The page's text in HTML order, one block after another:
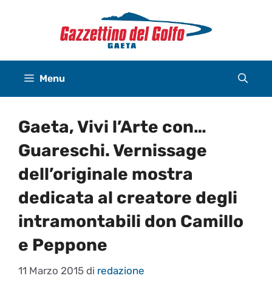
Menu
Gaeta, Vivi l’Arte con…
Guareschi. Vernissage
dell’originale mostra
dedicata al creatore degli
intramontabili don Camillo
e Peppone
11 Marzo 2015 di redazione